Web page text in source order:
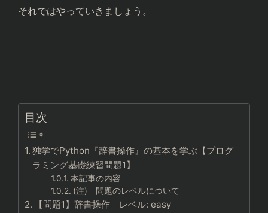
それではやっていきましょう。
目次
独学でPython『辞書操作』の基本を学ぶ【プログ
ラミング基礎練習問題1】
本記事の内容
(注) 問題のレベルについて
【問題1】辞書操作 レベル: easy